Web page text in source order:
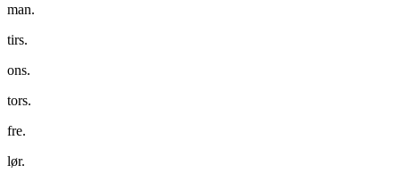
man.
tirs.
ons.
tors.
fre.
lør.